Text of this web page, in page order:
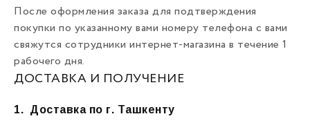
После оформления заказа для подтверждения
покупки по указанному вами номеру телефона с вами
свяжутся сотрудники интернет-магазина в течение 1
рабочего дня.
ДОСТАВКА И ПОЛУЧЕНИЕ
1. Доставка по г. Ташкенту